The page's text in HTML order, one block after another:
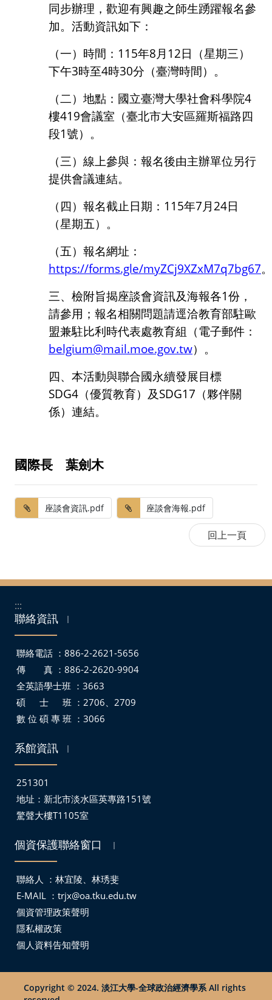
同步辦理，歡迎有興趣之師生踴躍報名參
加。活動資訊如下：
（一）時間： 115年8月 12日（星期三）
下午3時至4時30分（臺灣時間）。
（二）地點：國立臺灣大學社會科學院4
樓419會議室（臺北市大安區羅斯福路四
段1號）。
（三）線上參與：報名後由主辦單位另行
提供會議連結。
（四）報名截止日期： 115年7月 24日
（星期五）。
（五）報名網址：
https://forms.gle/myZCj9XZxM7q7bg67。
三、檢附旨揭座談會資訊及海報各1份，
請參用；報名相關問題請逕洽教育部駐歐
盟兼駐比利時代表處教育組（電子郵件：
belgium@mail.moe.gov.tw）。
四、本活動與聯合國永續發展目標
SDG4 （優質教育）及SDG17 （夥伴關
係）連結。
國際長 葉劍木
座談會資訊.pdf 座談會海報.pdf
:::
聯絡資訊 ｜
聯絡電話 ：886-2-2621-5656
傳 真 ：886-2-2620-9904
全英語學士班 ：3663
碩 士 班 ：2706、2709
數 位 碩 專 班 ：3066
系館資訊 ｜
251301
地址： 新北市淡水區英專路151號
驚聲大樓T1105室
個資保護聯絡窗口 ｜
聯絡人 ：林宜陵、林琇斐
E-MAIL ： trjx@oa.tku.edu.tw
個資管理政策聲明
隱私權政策
個人資料告知聲明
Copyright © 2024. 淡江大學-全球政治經濟學系 All rights